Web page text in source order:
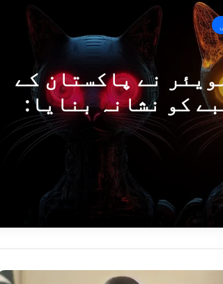
نے پاکستان کے
کو نشانہ بنایا:
بیانات مسترد